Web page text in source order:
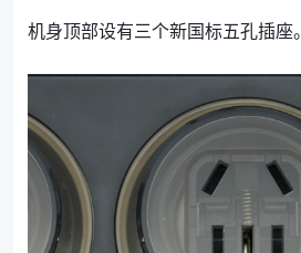
机身顶部设有三个新国标五孔插座。